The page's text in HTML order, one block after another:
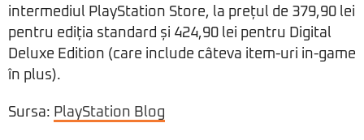
intermediul PlayStation Store, la prețul de 379,90 lei
pentru ediția standard și 424,90 lei pentru Digital
Deluxe Edition (care include câteva item-uri in-game
în plus).
Sursa: PlayStation Blog